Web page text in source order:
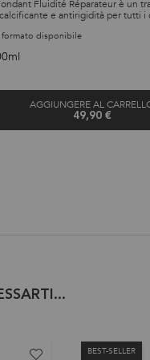
Fluidité Réparateur è un
e antirigidità per tutti i
della rottura sulla
della fibra*. Idrata e rinforza i
formato disponibile
AGGIUNGERE AL
49,90 €
BEST-SELLER